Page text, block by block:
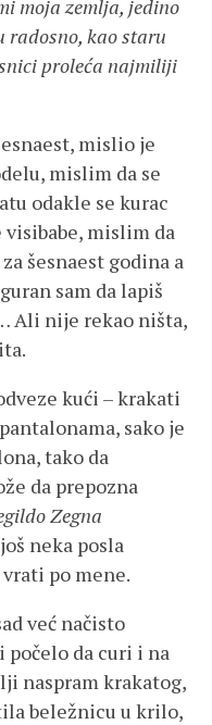
moja zemlja, jedino
radosno, kao staru
proleća najmiliji
mislio je
mislim da se
odakle se kurac
mislim da
šesnaest godina a
sam da lapiš
Ali nije rekao ništa,
kući – krakati
sako je
tako da
da prepozna
Zegna
neka posla
vrati po mene.
već načisto
da curi i na
naspram krakatog,
beležnicu u krilo,